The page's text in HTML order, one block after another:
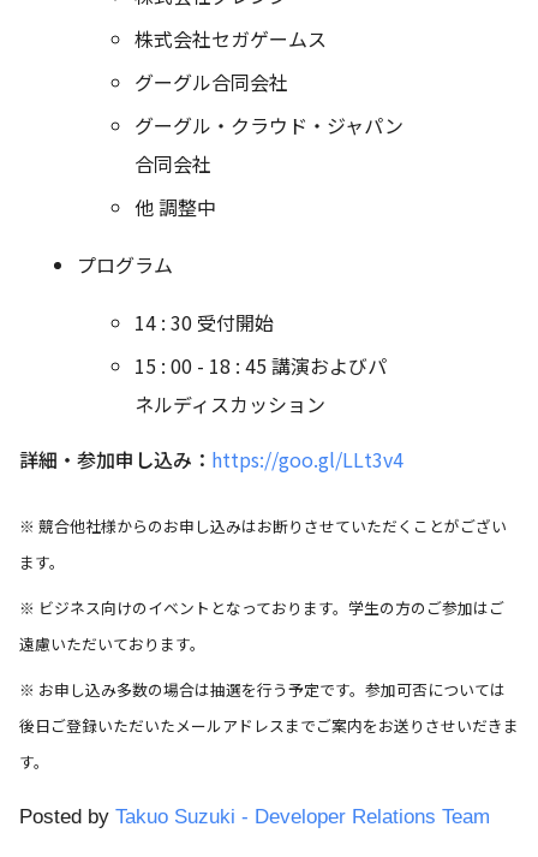
株式会社セガゲームス
グーグル合同会社
グーグル・クラウド・ジャパン
合同会社
他 調整中
プログラム
14 : 30 受付開始
15 : 00 - 18 : 45 講演およびパ
ネルディスカッション
詳細・参加申し込み： https://goo.gl/LLt3v4
※ 競合他社様からのお申し込みはお断りさせていただくことがござい
ます。
※ ビジネス向けのイベントとなっております。学生の方のご参加はご
遠慮いただいております。
※ お申し込み多数の場合は抽選を行う予定です。参加可否については
後日ご登録いただいたメールアドレスまでご案内をお送りさせいだきま
す。
Posted by Takuo Suzuki - Developer Relations Team